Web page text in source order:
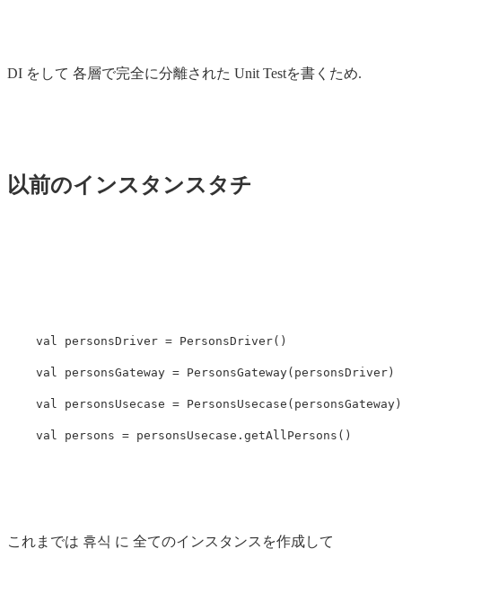
DI をして 各層で完全に分離された Unit Testを書くため.
以前のインスタンスタチ
val personsDriver = PersonsDriver()
val personsGateway = PersonsGateway( personsDriver )
val personsUsecase = PersonsUsecase ( personsGateway )
val persons = personsUsecase . getAllPersons ()
これまでは 휴식 に 全てのインスタンスを作成して